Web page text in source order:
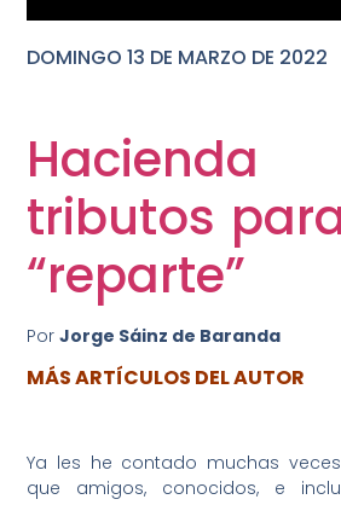
DOMINGO 13 DE MARZO DE 2022
Hacienda
tributos
“reparte”
PorJorge Sáinz de Baranda
MÁS ARTÍCULOS DEL AUTOR
Ya les he contado muchas
que amigos, conocidos, e